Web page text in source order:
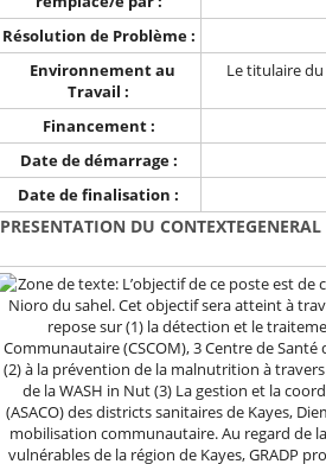
Résolution de Problème :
Environnement au
Travail :
Le titulaire
Financement :
Date de démarrage :
Date de finalisation :